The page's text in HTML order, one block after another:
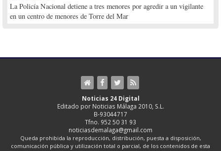
La Policía Nacional detiene a tres menores por agredir a un vigilante
en un centro de menores de Torre del Mar
Noticias 24 Digital
Editado por Noticias Málaga 2010, S.L.
B-93044717
Tfno. 952 50 31 93
noticiasdemalaga@gmail.com
Queda prohibida la reproducción, distribución, puesta a disposición,
comunicación pública y utilización total o parcial, de los contenidos de esta